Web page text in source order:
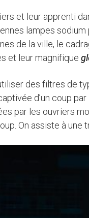
et leur apprenti
lampes
de la ville, le
et leur magnifique
des filtres de
d’un coup
par les ouvriers
On assiste à